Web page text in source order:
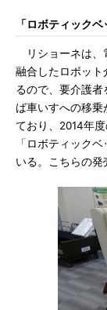
「ロボティック
リショーネは、
融合したロボット
るので、要介護
ば車いすへの移乗
ており、2014年
「ロボティック
いる。こちらの発